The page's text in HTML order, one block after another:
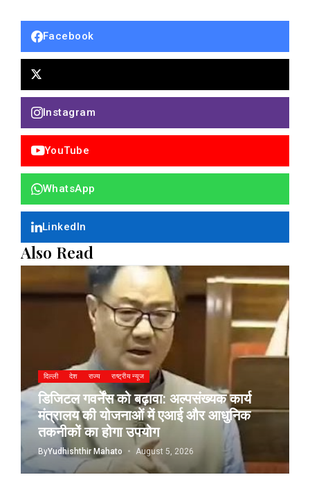
Facebook
Instagram
YouTube
WhatsApp
LinkedIn
Also Read
दिल्ली देश राज्य राष्ट्रीय न्यूज
डिजिटल गवर्नेंस को बढ़ावा: अल्पसंख्यक कार्य
मंत्रालय की योजनाओं में एआई और आधुनिक
तकनीकों का होगा उपयोग
ByYudhishthir Mahato August 5, 2026